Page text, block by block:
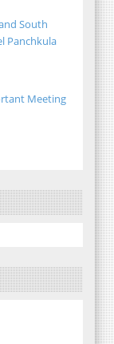
South
Panchkula
Meeting